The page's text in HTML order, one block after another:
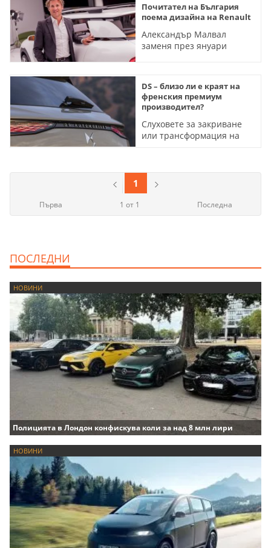
Почитател на България
поема дизайна на Renault
Александър Малвал
заменя през януари
DS – близо ли е краят на
френския премиум
производител?
Слуховете за закриване
или трансформация на
1 от 1 Последна
1
Първа
ПОСЛЕДНИ
НОВИНИ
Полицията в Лондон конфискува коли за над 8 млн лири
НОВИНИ